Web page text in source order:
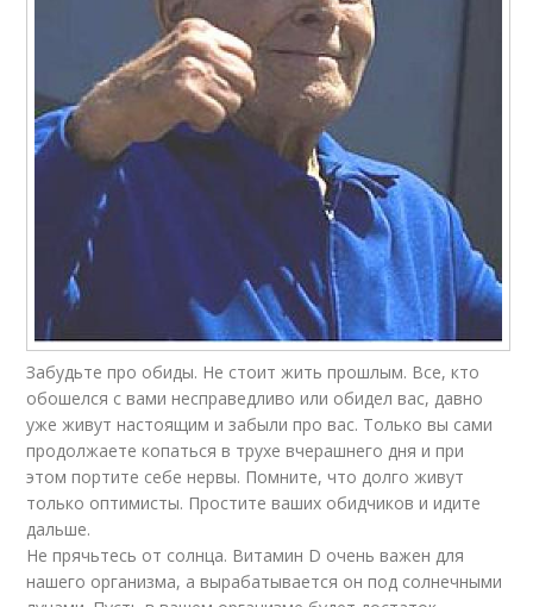
Забудьте про обиды. Не стоит жить прошлым. Все, кто
обошелся с вами несправедливо или обидел вас, давно
уже живут настоящим и забыли про вас. Только вы сами
продолжаете копаться в трухе вчерашнего дня и при
этом портите себе нервы. Помните, что долго живут
только оптимисты. Простите ваших обидчиков и идите
дальше.
Не прячьтесь от солнца. Витамин D очень важен для
нашего организма, а вырабатывается он под солнечными